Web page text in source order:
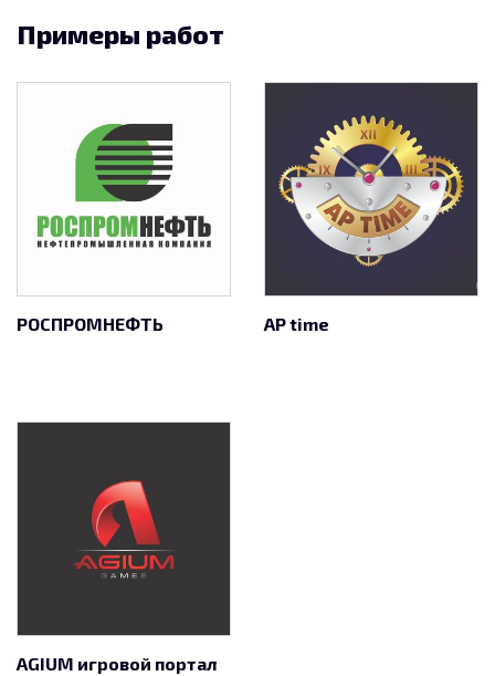
Примеры работ
РОСПРОМНЕФТЬ AP time
AGIUM игровой портал